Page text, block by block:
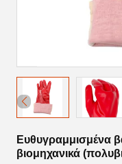
Ευθυγραμμισμένα
βιομηχανικά